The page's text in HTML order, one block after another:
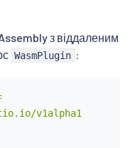
з віддаленим
WasmPlugin :
v1alpha1